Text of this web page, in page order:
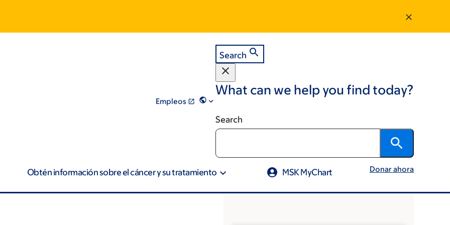
Empleos
Search
What can we help you find today?
Search
Obtén información sobre el cáncer y su tratamiento MSK MyChart Donar ahora